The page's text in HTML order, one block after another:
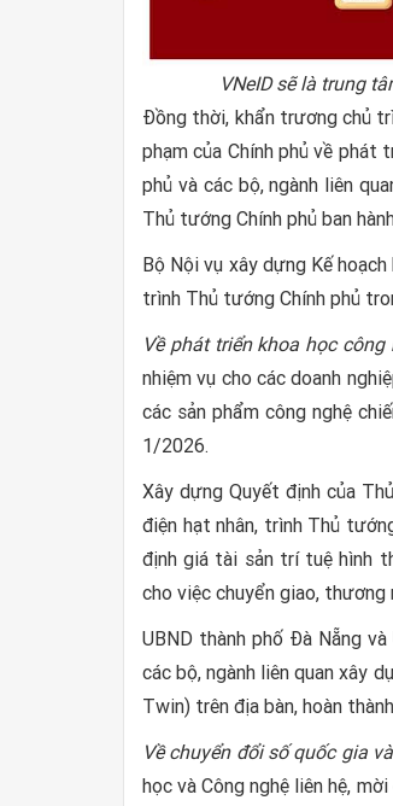
VNeID sẽ là trung
Đồng thời, khẩn trương chủ
phạm của Chính phủ về phát
phủ và các bộ, ngành liên
Thủ tướng Chính phủ ban
Bộ Nội vụ xây dựng Kế
trình Thủ tướng Chính phủ
Về phát triển khoa học
nhiệm vụ cho các doanh
các sản phẩm công nghệ
1/2026.
Xây dựng Quyết định của
điện hạt nhân, trình Thủ
định giá tài sản trí tuệ hình
cho việc chuyển giao,
UBND thành phố Đà Nẵng
các bộ, ngành liên quan xây
Twin) trên địa bàn, hoàn
Về chuyển đổi số quốc gia
học và Công nghệ liên hệ,